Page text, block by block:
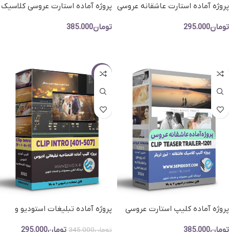
پروژه آماده استارت عاشقانه عروسی
تومان295.000
پروژه آماده استارت عروسی کلاسیک
عروس
تومان385.000
پروژه آماده کلیپ استارت عروسی
-14%
پروژه آماده تبلیغات استودیو و